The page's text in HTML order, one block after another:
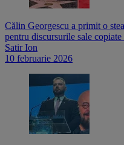
Călin Georgescu a primit o
pentru discursurile sale
Satir Ion
10 februarie 2026